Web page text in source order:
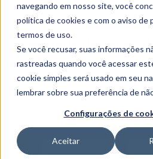
navegando em nosso site, você
política de cookies e com o aviso de
termos de uso.
Se você recusar, suas informações
rastreadas quando você acessar
cookie simples será usado em seu
lembrar sobre sua preferência de
Configurações de
Aceitar
Home > Cursos > EAD > Graduação
Computação
Engenharia de
Investimento
Selecione o polo